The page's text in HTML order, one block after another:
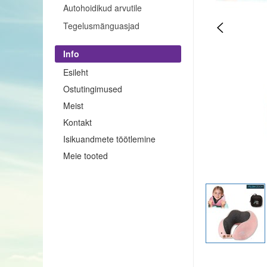
Autohoidikud arvutile
Tegelusmänguasjad
Info
Esileht
Ostutingimused
Meist
Kontakt
Isikuandmete töötlemine
Meie tooted